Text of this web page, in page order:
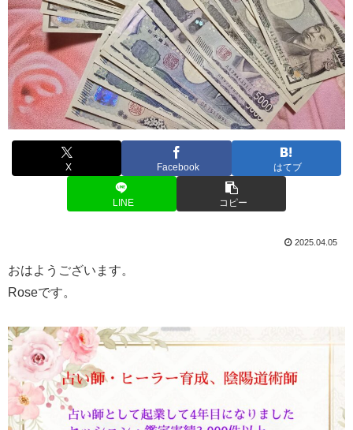
X Facebook はてブ
LINE コピー
2025.04.05
おはようございます。
Roseです。